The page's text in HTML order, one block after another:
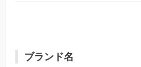
ブランド名